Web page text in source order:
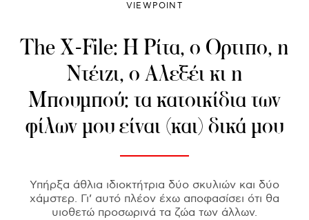
VIEWPOINT
The X-File: Η Ρίτα, ο Ορτιπο, η
Ντέιζι, ο Αλεξέι κι η
Μπουμπού: τα κατοικίδια των
φίλων μου είναι (και) δικά μου
Υπήρξα άθλια ιδιοκτήτρια δύο σκυλιών και δύο
χάμστερ. Γι’ αυτό πλέον έχω αποφασίσει ότι θα
υιοθετώ προσωρινά τα ζώα των άλλων.